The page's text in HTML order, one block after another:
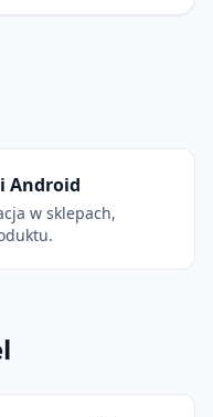
Android
w sklepach,